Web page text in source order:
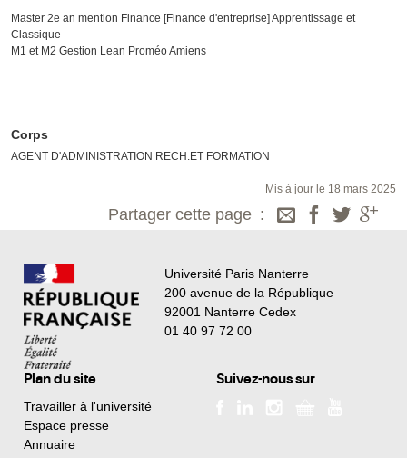
Master 2e an mention Finance [Finance d'entreprise] Apprentissage et
Classique
M1 et M2 Gestion Lean Proméo Amiens
Corps
AGENT D'ADMINISTRATION RECH.ET FORMATION
Mis à jour le 18 mars 2025
Partager cette page
Université Paris Nanterre
200 avenue de la République
92001 Nanterre Cedex
01 40 97 72 00
Plan du site
Travailler à l'université
Espace presse
Annuaire
Suivez-nous sur